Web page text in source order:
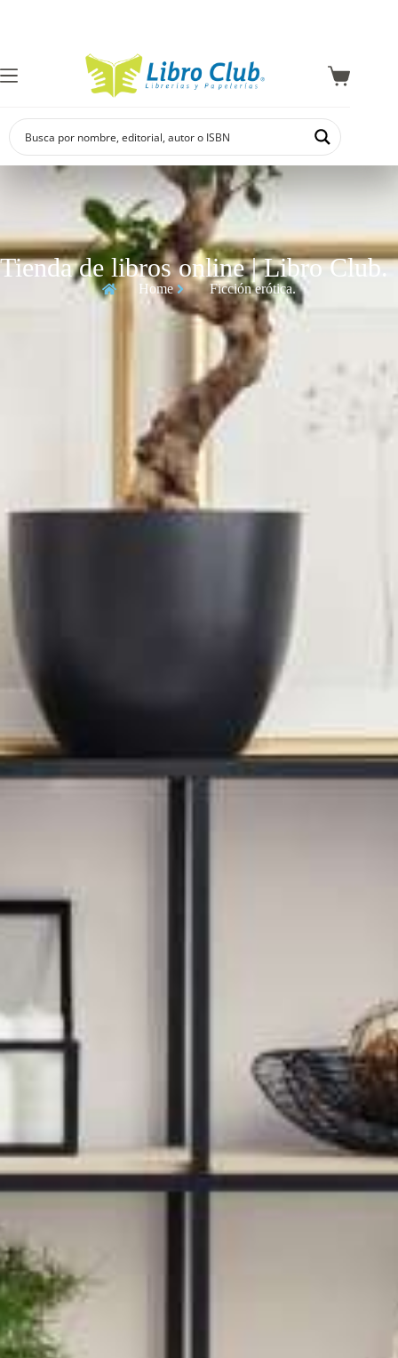
Tienda de libros online | Libro Club.
Home Ficción erótica.